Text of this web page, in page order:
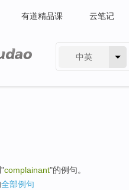
有道精品课 云笔记
中英
complainant"的例句。
全部例句